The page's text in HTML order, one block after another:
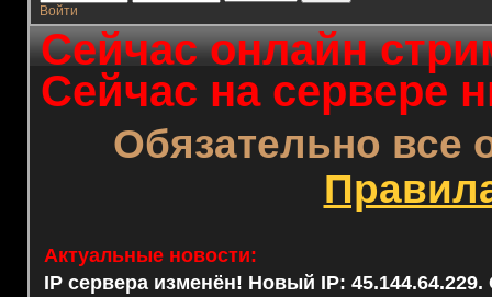
Войти
Сейчас онлайн
Сейчас на сервере
Обязательно все
Актуальные новости:
IP сервера изменён! Новый IP: 45.144.64.229.